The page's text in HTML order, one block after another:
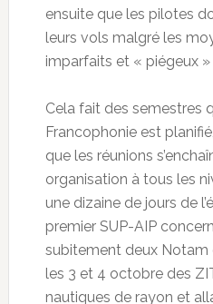
ensuite que les pilotes
leurs vols malgré les
imparfaits et « piégeux
Cela fait des semestres
Francophonie est
que les réunions
organisation à tous les
une dizaine de jours de
premier SUP-AIP
subitement deux Notam
les 3 et 4 octobre des
nautiques de rayon et